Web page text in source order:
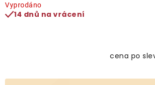
Kolekce
Klub výhod
Vyprodáno
14 dnů na vrácení
cena po